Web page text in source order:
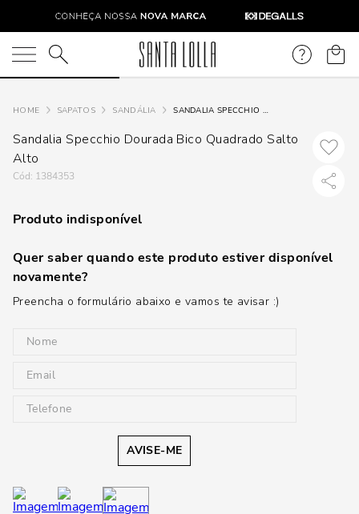
O que você está procurando?
SAPATOS SANDÁLIA SANDALIA SPECCHIO DOURADA BICO QUADRADO SALTO ALTO
Sandalia Specchio Dourada Bico Quadrado Salto
Alto
: 1384353
Produto indisponível
Quer saber quando este produto estiver disponível
novamente?
Preencha o formulário abaixo e vamos te avisar :)
AVISE-ME